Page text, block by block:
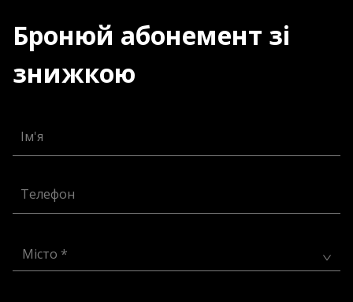
Бронюй абонемент зі
знижкою
Ім'я
Телефон
Місто *